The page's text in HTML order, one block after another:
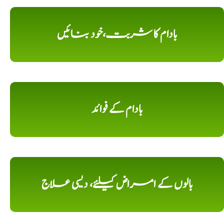
بادام کا شربت،خود بنائیں
بادام کے فوائد
بالوں کے امراض کیلئے، دیسی علاج